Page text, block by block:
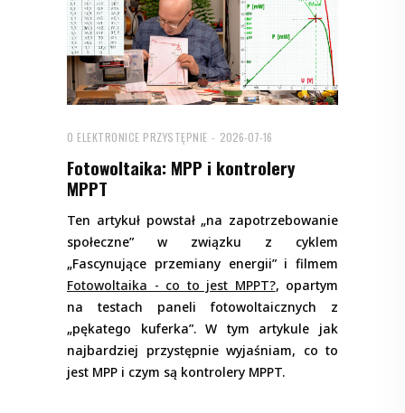
O ELEKTRONICE PRZYSTĘPNIE 2026-07-16
Fotowoltaika: MPP i kontrolery
MPPT
Ten artykuł powstał „na zapotrzebowanie
społeczne” w związku z cyklem
„Fascynujące przemiany energii” i filmem
Fotowoltaika - co to jest MPPT?, opartym
na testach paneli fotowoltaicznych z
„pękatego kuferka”. W tym artykule jak
najbardziej przystępnie wyjaśniam, co to
jest MPP i czym są kontrolery MPPT.